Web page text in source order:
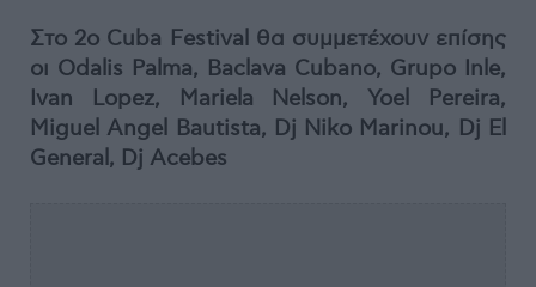
Στο 2ο Cuba Festival θα συμμετέχουν επίσης
οι Odalis Palma, Baclava Cubano, Grupo Inle,
Ivan Lopez, Mariela Nelson, Yoel Pereira,
Miguel Angel Bautista, Dj Niko Marinou, Dj El
General, Dj Acebes